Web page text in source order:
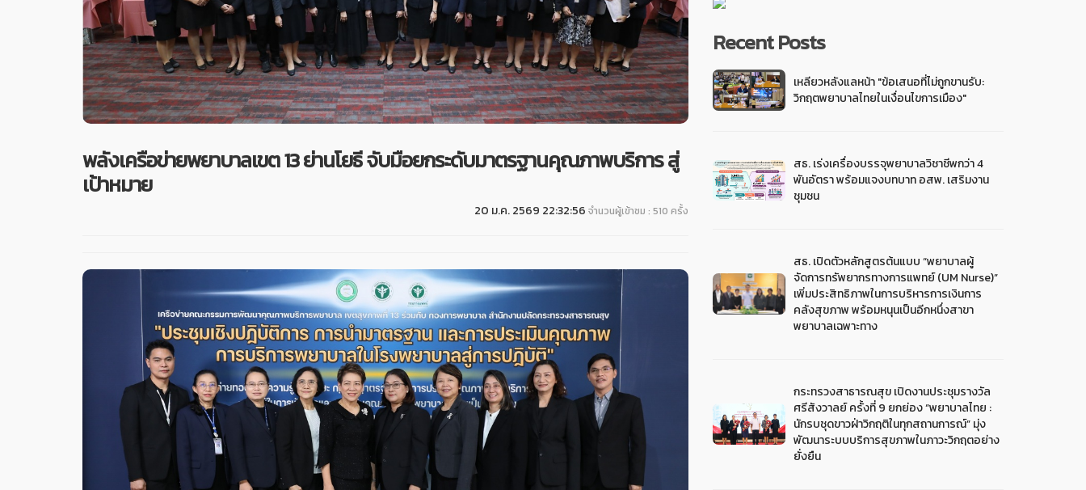
พลังเครือข่ายพยาบาลเขต 13 ย่านโยธี จับมือยกระดับมาตรฐานคุณภาพบริการ สู่
เป้าหมาย
20 ม.ค. 2569 22:32:56 จำนวนผู้เข้าชม : 510 ครั้ง
Recent Posts
เหลียวหลังแลหน้า "ข้อเสนอที่ไม่ถูกขานรับ:
วิกฤตพยาบาลไทยในเงื่อนไขการเมือง"
สธ. เร่งเครื่องบรรจุพยาบาลวิชาชีพกว่า 4
พันอัตรา พร้อมแจงบทบาท อสพ. เสริมงาน
ชุมชน
สธ. เปิดตัวหลักสูตรต้นแบบ “พยาบาลผู้
จัดการทรัพยากรทางการแพทย์ (UM Nurse)”
เพิ่มประสิทธิภาพในการบริหารการเงินการ
คลังสุขภาพ พร้อมหนุนเป็นอีกหนึ่งสาขา
พยาบาลเฉพาะทาง
กระทรวงสาธารณสุข เปิดงานประชุมรางวัล
ศรีสังวาลย์ ครั้งที่ 9 ยกย่อง “พยาบาลไทย :
นักรบชุดขาวฝ่าวิกฤติในทุกสถานการณ์” มุ่ง
พัฒนาระบบบริการสุขภาพในภาวะวิกฤตอย่าง
ยั่งยืน